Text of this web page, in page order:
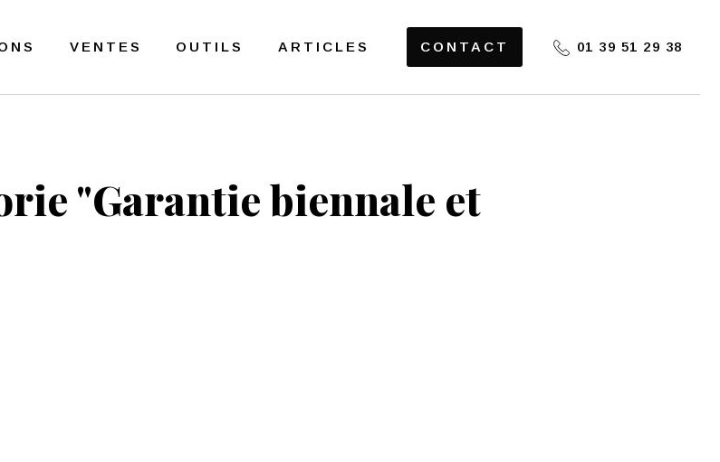
VENTES OUTILS ARTICLES CONTACT 01 39 51 29 38
"Garantie biennale et